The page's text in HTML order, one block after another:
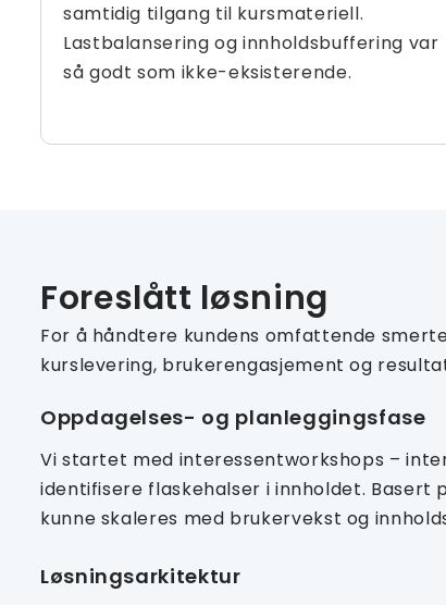
samtidig tilgang til kursmateriell.
Lastbalansering og innholdsbuffering var
så godt som ikke-eksisterende.
Foreslått løsning
For å håndtere kundens omfattende
kurslevering, brukerengasjement og
Oppdagelses- og planleggingsfase
Vi startet med interessentworkshops –
identifisere flaskehalser i innholdet.
kunne skaleres med brukervekst og
Løsningsarkitektur